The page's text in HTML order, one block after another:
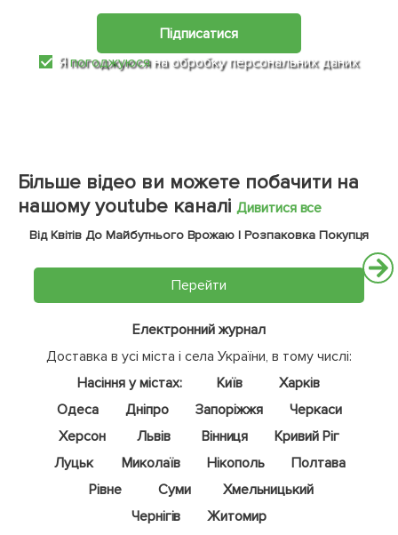
Підписатися
Япогоджуюсяна обробку персональних даних
Більше відео ви можете побачити на
нашому youtube каналі Дивитися все
Від Квітів До Майбутнього Врожаю | Розпаковка Покупця
Перейти
Електронний журнал
Доставка в усі міста і села України, в тому числі:
Насіння у містах:
Київ
Харків
Одеса
Дніпро Запоріжжя
Черкаси
Херсон
Львів Вінниця
Кривий Ріг
Луцьк
Миколаїв Нікополь
Полтава
Рівне
Суми
Хмельницький
Чернігів
Житомир